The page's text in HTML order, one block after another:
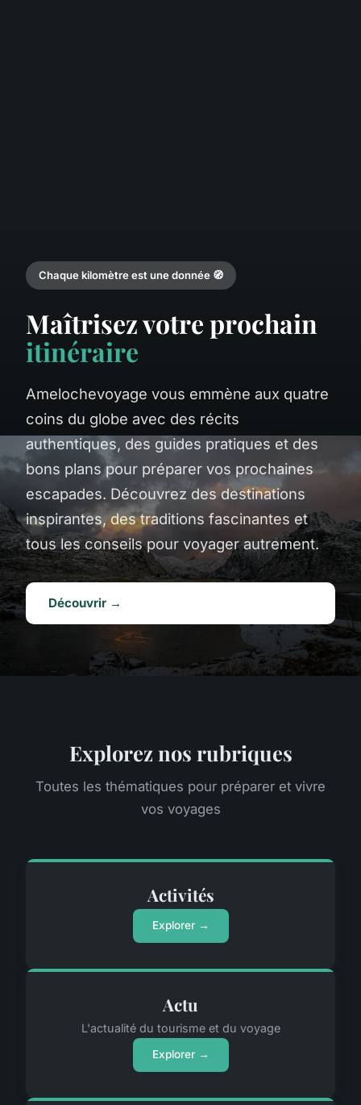
Chaque kilomètre est une donnée 🧭
Maîtrisez votre prochain
itinéraire
Amelochevoyage vous emmène aux quatre
coins du globe avec des récits
authentiques, des guides pratiques et des
bons plans pour préparer vos prochaines
escapades. Découvrez des destinations
inspirantes, des traditions fascinantes et
tous les conseils pour voyager autrement.
Découvrir →
Explorez nos rubriques
Toutes les thématiques pour préparer et vivre
vos voyages
Activités
Explorer →
Actu
L'actualité du tourisme et du voyage
Explorer →